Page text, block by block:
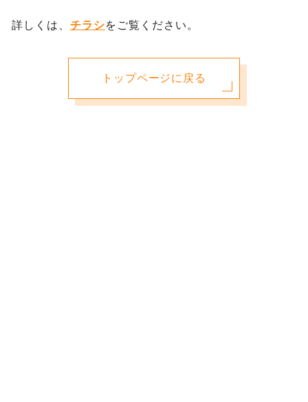
詳しくは、 チラシをご覧ください。
トップページに戻る